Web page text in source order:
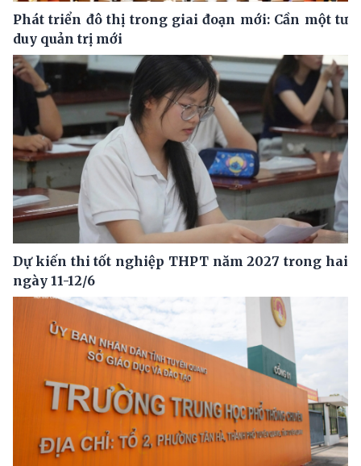
Phát triển đô thị trong giai đoạn mới: Cần một tư
duy quản trị mới
Dự kiến thi tốt nghiệp THPT năm 2027 trong hai
ngày 11-12/6